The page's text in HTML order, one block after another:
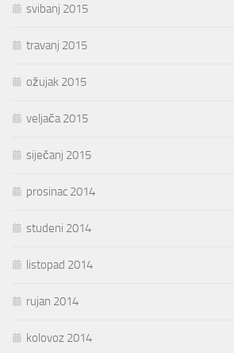
svibanj 2015
travanj 2015
ožujak 2015
veljača 2015
siječanj 2015
prosinac 2014
studeni 2014
listopad 2014
rujan 2014
kolovoz 2014